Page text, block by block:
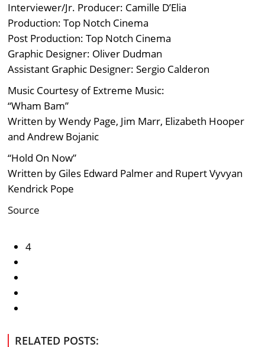
Interviewer/Jr. Producer: Camille D’Elia
Production: Top Notch Cinema
Post Production: Top Notch Cinema
Graphic Designer: Oliver Dudman
Assistant Graphic Designer: Sergio Calderon
Music Courtesy of Extreme Music:
“Wham Bam”
Written by Wendy Page, Jim Marr, Elizabeth Hooper
and Andrew Bojanic
“Hold On Now”
Written by Giles Edward Palmer and Rupert Vyvyan
Kendrick Pope
Source
4
RELATED POSTS: